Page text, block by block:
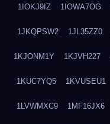
1IOKJ9IZ 1IOWA7OG
1JKQPSW2 1JL35ZZ0
1KJONM1Y 1KJVH227
1KUC7YQ5 1KVUSEU1
1LVWMXC9 1MF16JX6